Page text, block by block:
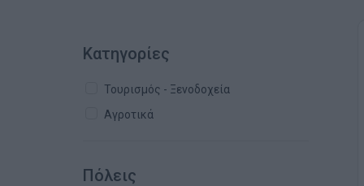
Κατηγορίες
Τουρισμός - Ξενοδοχεία
Αγροτικά
Πόλεις